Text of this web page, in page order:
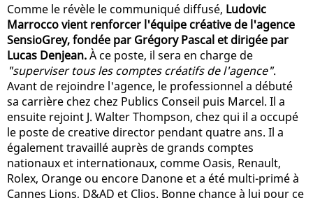
Comme le révèle le communiqué diffusé, Ludovic
Marrocco vient renforcer l'équipe créative de l'agence
SensioGrey, fondée par Grégory Pascal et dirigée par
Lucas Denjean.À ce poste, il sera en charge de
"superviser tous les comptes créatifs de l'agence".
Avant de rejoindre l'agence, le professionnel a débuté
sa carrière chez chez Publics Conseil puis Marcel. Il a
ensuite rejoint J. Walter Thompson, chez qui il a occupé
le poste de creative director pendant quatre ans. Il a
également travaillé auprès de grands comptes
nationaux et internationaux, comme Oasis, Renault,
Rolex, Orange ou encore Danone et a été multi-primé à
Cannes Lions, D&AD et Clios. Bonne chance à lui pour ce